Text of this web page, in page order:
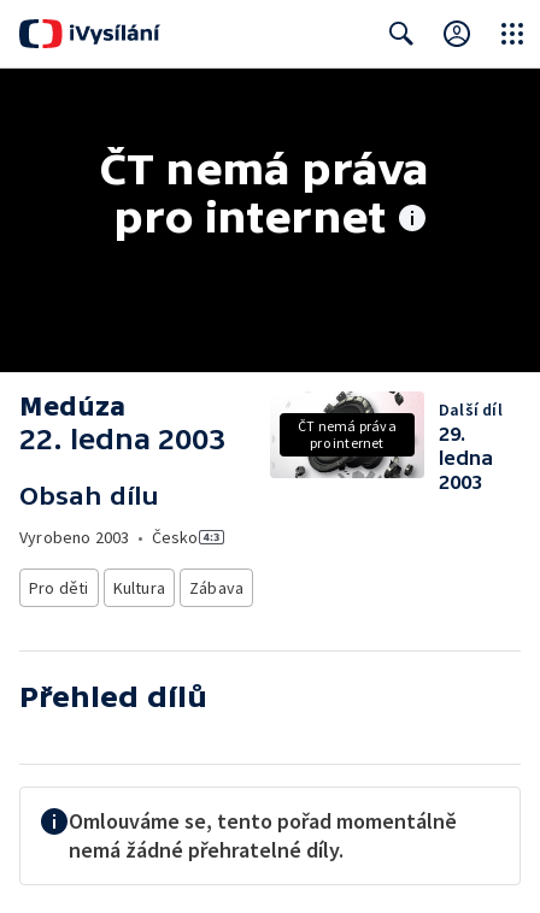
ČT nemá práva
pro internet
Medúza
22. ledna 2003
Obsah dílu
Vyrobeno 2003 • Česko
Pro děti Kultura Zábava
ČT nemá práva
pro internet
Další díl
29.
ledna
2003
Přehled dílů
Omlouváme se, tento pořad momentálně
nemá žádné přehratelné díly.